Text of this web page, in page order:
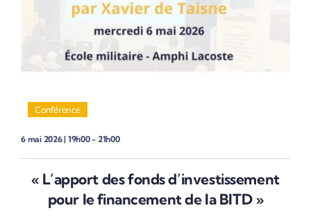
Conférence
6 mai 2026 | 19h00 - 21h00
« ​L’apport des fonds d’investissement
pour le financement de la BITD »